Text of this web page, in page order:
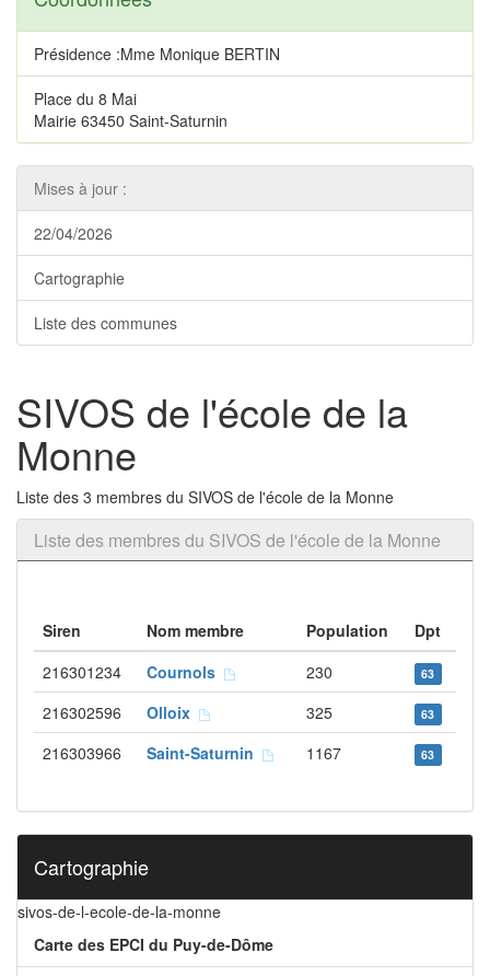
Présidence :Mme Monique BERTIN
Place du 8 Mai
Mairie 63450 Saint-Saturnin
Mises à jour :
22/04/2026
Cartographie
Liste des communes
SIVOS de l'école de la
Monne
Liste des 3 membres du SIVOS de l'école de la Monne
Liste des membres du SIVOS de l'école de la Monne
Siren Nom membre Population
Dpt
216301234
Cournols 230 63
216302596 Olloix 325 63
216303966 Saint-Saturnin 1167 63
Cartographie
sivos-de-l-ecole-de-la-monne
Carte des EPCI du Puy-de-Dôme